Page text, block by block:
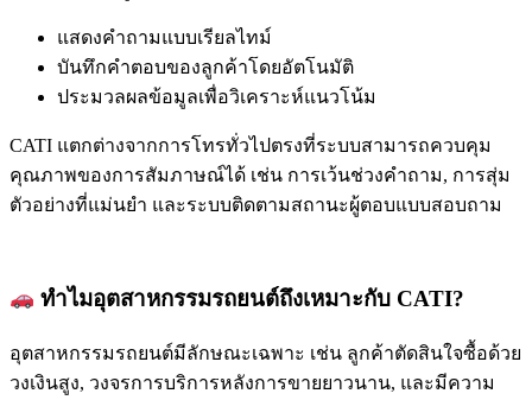
แสดงคำถามแบบเรียลไทม์
บันทึกคำตอบของลูกค้าโดยอัตโนมัติ
ประมวลผลข้อมูลเพื่อวิเคราะห์แนวโน้ม
CATI แตกต่างจากการโทรทั่วไปตรงที่ระบบสามารถควบคุม
คุณภาพของการสัมภาษณ์ได้ เช่น การเว้นช่วงคำถาม, การสุ่ม
ตัวอย่างที่แม่นยำ และระบบติดตามสถานะผู้ตอบแบบสอบถาม
ทำไมอุตสาหกรรมรถยนต์ถึงเหมาะกับ CATI?
อุตสาหกรรมรถยนต์มีลักษณะเฉพาะ เช่น ลูกค้าตัดสินใจซื้อด้วย
วงเงินสูง, วงจรการบริการหลังการขายยาวนาน, และมีความ